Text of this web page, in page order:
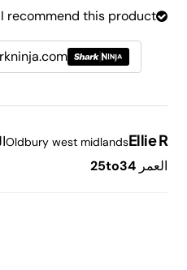
I recommend this product.
Ellie R
Oldbury west midlands
العمر 25to34